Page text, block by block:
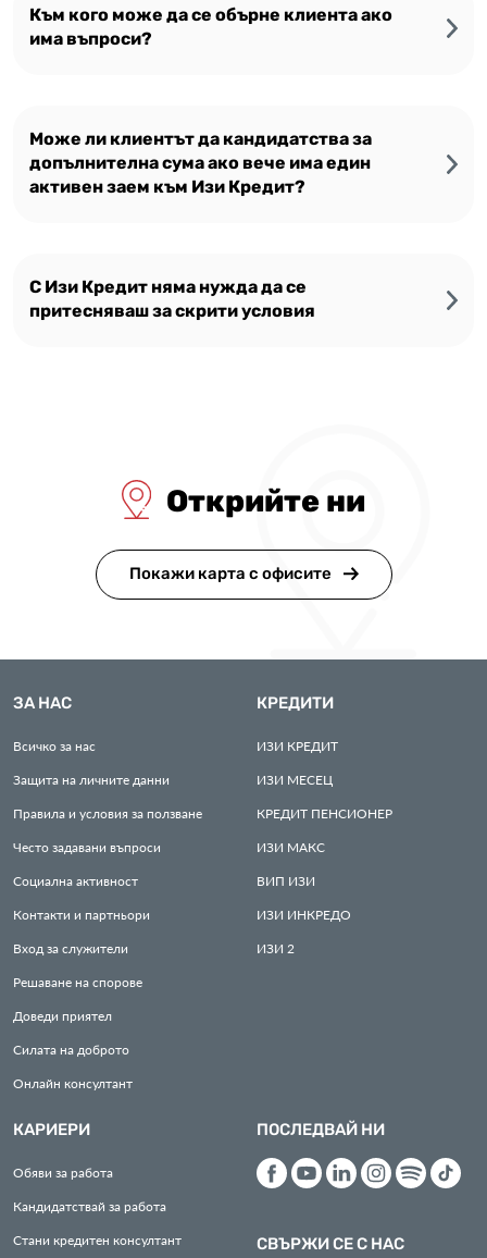
Към кого може да се обърне клиента ако
има въпроси?
Може ли клиентът да кандидатства за
допълнителна сума ако вече има един
активен заем към Изи Кредит?
С Изи Кредит няма нужда да се
притесняваш за скрити условия
Открийте ни
Покажи карта с офисите
ЗА НАС
Всичко за нас
Защита на личните данни
Правила и условия за ползване
Често задавани въпроси
Социална активност
Контакти и партньори
Вход за служители
Решаване на спорове
Доведи приятел
Силата на доброто
Онлайн консултант
КРЕДИТИ
ИЗИ КРЕДИТ
ИЗИ МЕСЕЦ
КРЕДИТ ПЕНСИОНЕР
ИЗИ МАКС
ВИП ИЗИ
ИЗИ ИНКРЕДО
ИЗИ 2
КАРИЕРИ
Обяви за работа
Кандидатствай за работа
Стани кредитен консултант
ПОСЛЕДВАЙ НИ
СВЪРЖИ СЕ С НАС